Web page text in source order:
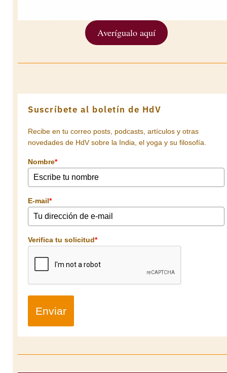
Averígualo aquí
Suscríbete al boletín de HdV
Recibe en tu correo posts, podcasts, artículos y otras
novedades de HdV sobre la India, el yoga y su filosofía.
Nombre*
E-mail*
Verifica tu solicitud*
Enviar